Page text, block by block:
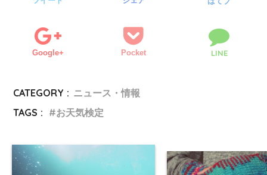
Google+ Pocket LINE
CATEGORY : ニュース・情報
TAGS :
お天気検定